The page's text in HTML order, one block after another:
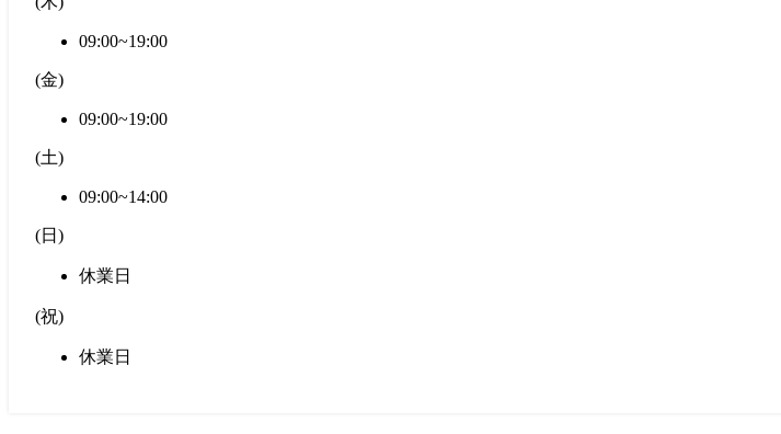
09:00~19:00
(金)
09:00~19:00
(土)
09:00~14:00
(日 )
休業日
(祝)
休業日